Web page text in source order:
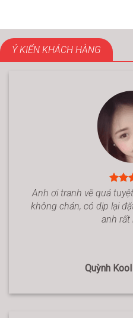
Ý KIẾN KHÁCH HÀNG
Anh ơi tranh vẽ quá
không chán, có dịp lại
anh rất
Quỳnh Kool